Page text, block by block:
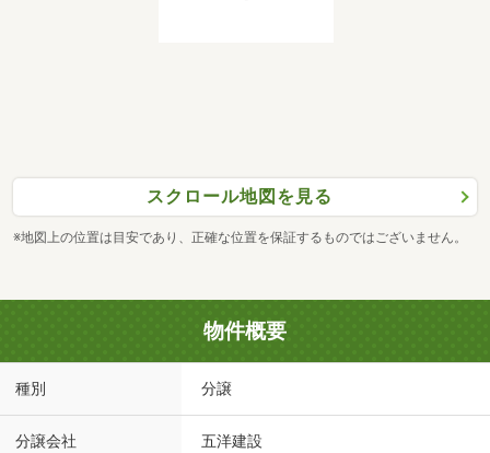
スクロール地図を見る
※地図上の位置は目安であり、正確な位置を保証するものではございません。
物件概要
種別 分譲
分譲会社 五洋建設